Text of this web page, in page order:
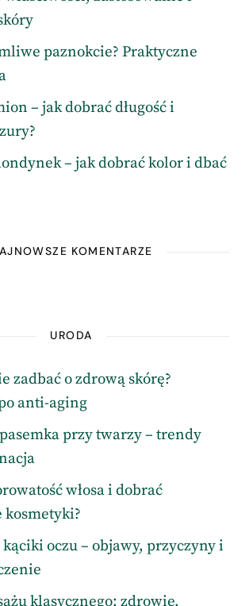
paznokcie? Praktyczne
– jak dobrać długość i
– jak dobrać kolor i dbać
KOMENTARZE
URODA
zadbać o zdrową skórę?
anti-aging
przy twarzy – trendy
włosa i dobrać
oczu – objawy, przyczyny i
klasycznego: zdrowie,